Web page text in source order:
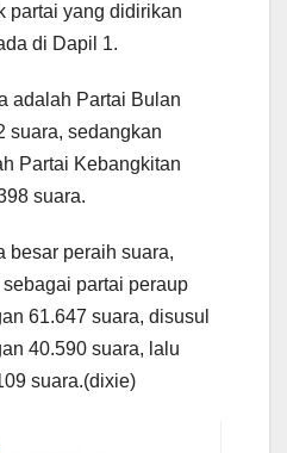
partai yang didirikan
di Dapil 1.
adalah Partai Bulan
suara, sedangkan
Partai Kebangkitan
suara.
besar peraih suara,
partai peraup
61.647 suara, disusul
40.590 suara, lalu
suara.(dixie)